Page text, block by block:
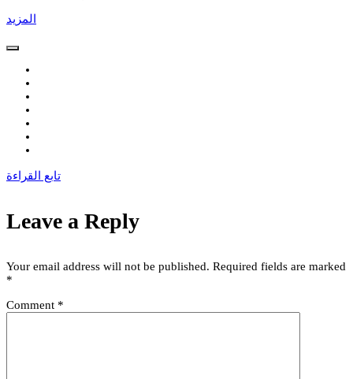
المزيد
تابع القراءة
Leave a Reply
Your email address will not be published. Required fields are marked
*
Comment *